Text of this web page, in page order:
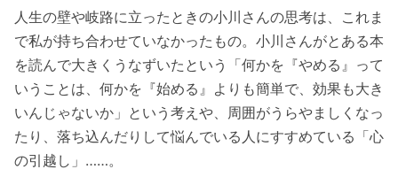
人生の壁や岐路に立ったときの小川さんの思考は、これま
で私が持ち合わせていなかったもの。小川さんがとある本
を読んで大きくうなずいたという「何かを『やめる』って
いうことは、何かを『始める』よりも簡単で、効果も大き
いんじゃないか」という考えや、周囲がうらやましくなっ
たり、落ち込んだりして悩んでいる人にすすめている「心
の引越し」……。